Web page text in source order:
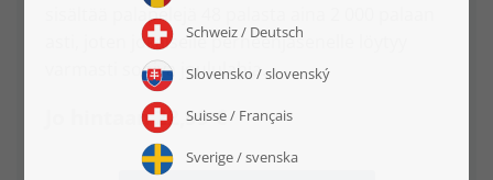
sisältää palapelejä 48 palasta aina 2 000 palaan
asti, joten jokaiselle perheenjäsenelle löytyy
varmasti sopiva joululahja.
Jo hintaan 22,99 €